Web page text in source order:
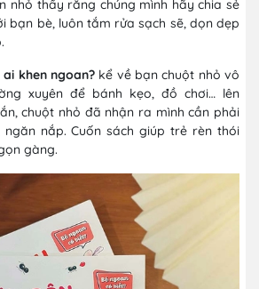
nhỏ thấy rằng chúng mình hãy chia sẻ
bạn bè, luôn tắm rửa sạch sẽ, dọn dẹp
ai khen ngoan? kể về bạn chuột nhỏ vô
xuyên để bánh kẹo, đồ chơi… lên
chuột nhỏ đã nhận ra mình cần phải
nắp. Cuốn sách giúp trẻ rèn thói
gàng.